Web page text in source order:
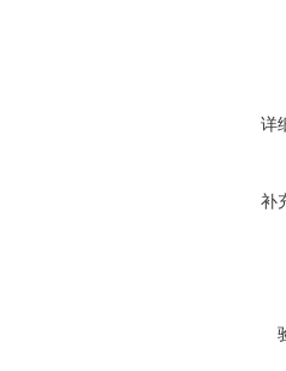
详
补